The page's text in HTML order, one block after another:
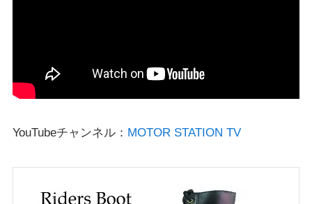
YouTubeチャンネル： MOTOR STATION TV